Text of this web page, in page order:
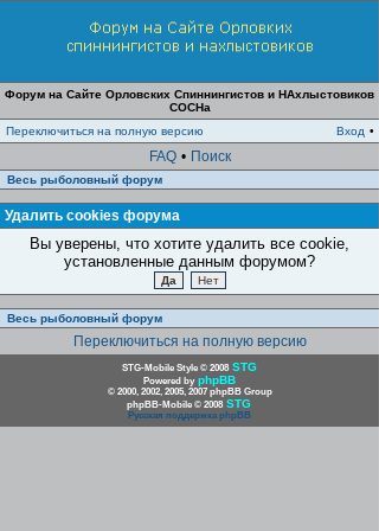
Форум на Сайте Орловских Спиннингистов и НАхлыстовиков
СОСНа
Переключиться на полную версию
Вход •
FAQ • Поиск
Весь рыболовный форум
Удалить cookies форума
Вы уверены, что хотите удалить все cookie,
установленные данным форумом?
Весь рыболовный форум
Переключиться на полную версию
STG-Mobile Style © 2008 STG
Powered by phpBB
© 2000, 2002, 2005, 2007 phpBB Group
phpBB-Mobile © 2008 STG
Русская поддержка phpBB